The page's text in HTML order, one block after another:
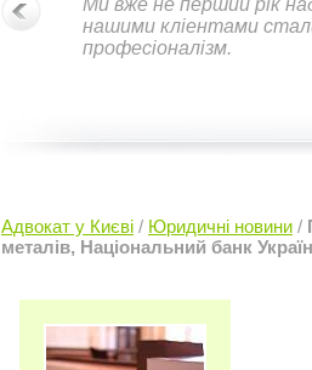
Ми вже не перший рік
нашими кліентами стали
професіоналізм.
Адвокат у Києві / Юридичні новини /
металів, Національний банк